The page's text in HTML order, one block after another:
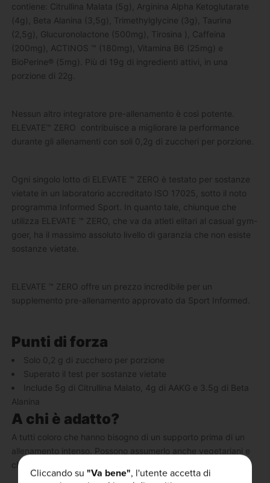
contiene: Citrullina Malata (5g), Arginina Alpha Ketoglutarate
(4g), Beta Alanina (3,5g), Trimethylglycine (3g), Taurina
(2,5g), Glucuronolactone (500mg), Tirosina ), Caffeina
(200mg), ACTINOS ™ (180mg), Vitamina B6 (25mg) e
BioPerine® (5mg). Più di 19g di ingredienti attivi, in una
porzione di 22g.
Nessun altro integratore pre-allenamento è così potente.
ELEVATE™ ZERO contribuisce a migliorare la performance
durante gli allenamenti con soli 0,2g di zuccheri per porzione.
Ogni singolo lotto di ELEVATE ™ ZERO è testato per sostanze
vietate in un laboratorio accreditato ISO 17025, sotto il noto
programma Informed Sport. In quanto tale, chiunque che
utilizza ELEVATE ™ ZERO, che va da atleti elitari al casual gym-
goer, ha il massimo assoluto livello di garanzia che non esiste
sostanze vietate.
ELEVATE ™ ZERO offre un prezzo incredibile per un
supplemento pre-allenamento approvato da Sport Informed.
Punti di forza
Solo 0,2 g di zucchero per porzione
Superato il test per sostanze vietate
Include 5g di Citrullina Malato, 4g di AAKG e 3.5g di Beta
Alanina
A chi è adatto?
A tutti coloro che hanno bisogno di un supporto prima di un
allenamento intenso. Possono assumerlo anche vegetariani e
chi segue una dieta priva di soia.
Cliccando su "Va bene", l'utente accetta di